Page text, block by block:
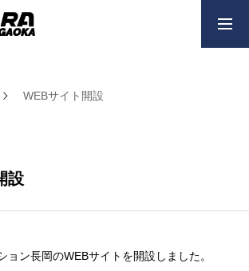
WEBサイト開設
設
ョン長岡のWEBサイトを開設しました。